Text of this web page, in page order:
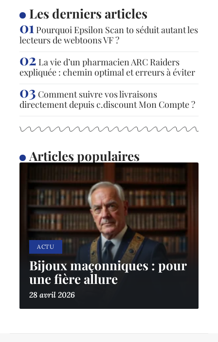
Les derniers articles
Pourquoi Epsilon Scan to séduit autant les
lecteurs de webtoons VF ?
La vie d’un pharmacien ARC Raiders
expliquée : chemin optimal et erreurs à éviter
Comment suivre vos livraisons
directement depuis c.discount Mon Compte ?
Articles populaires
ACTU
Bijoux maçonniques : pour
une fière allure
28 avril 2026